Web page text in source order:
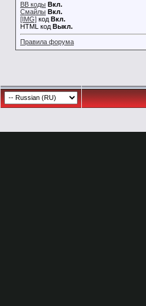
BB коды Вкл.
Смайлы Вкл.
[IMG] код Вкл.
HTML код Выкл.
Правила форума